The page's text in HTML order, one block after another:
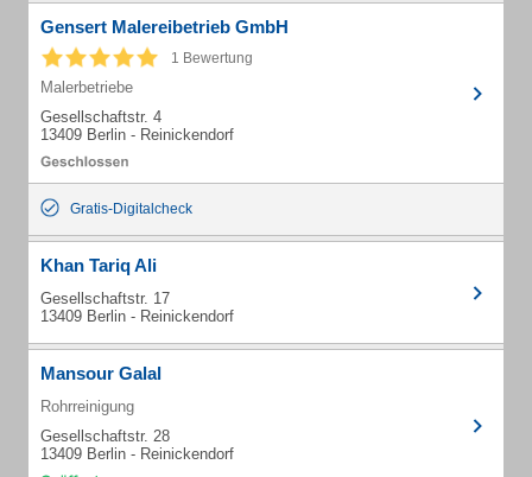
Gensert Malereibetrieb GmbH
1 Bewertung
Malerbetriebe
Gesellschaftstr. 4
13409 Berlin - Reinickendorf
Gratis-Digitalcheck
Khan Tariq Ali
Gesellschaftstr. 17
13409 Berlin - Reinickendorf
Mansour Galal
Rohrreinigung
Gesellschaftstr. 28
13409 Berlin - Reinickendorf